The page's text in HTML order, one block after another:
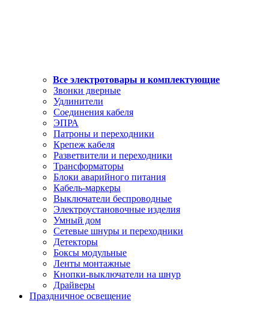
Все электротовары и комплектующие
Звонки дверные
Удлинители
Соединения кабеля
ЭПРА
Патроны и переходники
Крепеж кабеля
Разветвители и переходники
Трансформаторы
Блоки аварийного питания
Кабель-маркеры
Выключатели беспроводные
Электроустановочные изделия
Умный дом
Сетевые шнуры и переходники
Детекторы
Боксы модульные
Ленты монтажные
Кнопки-выключатели на шнур
Драйверы
Праздничное освещение